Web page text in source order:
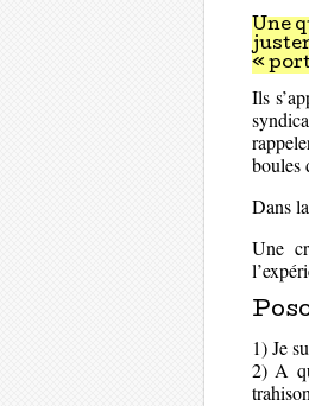
Une
«
Ils
boules
Dans
Une
1) Je
2) A